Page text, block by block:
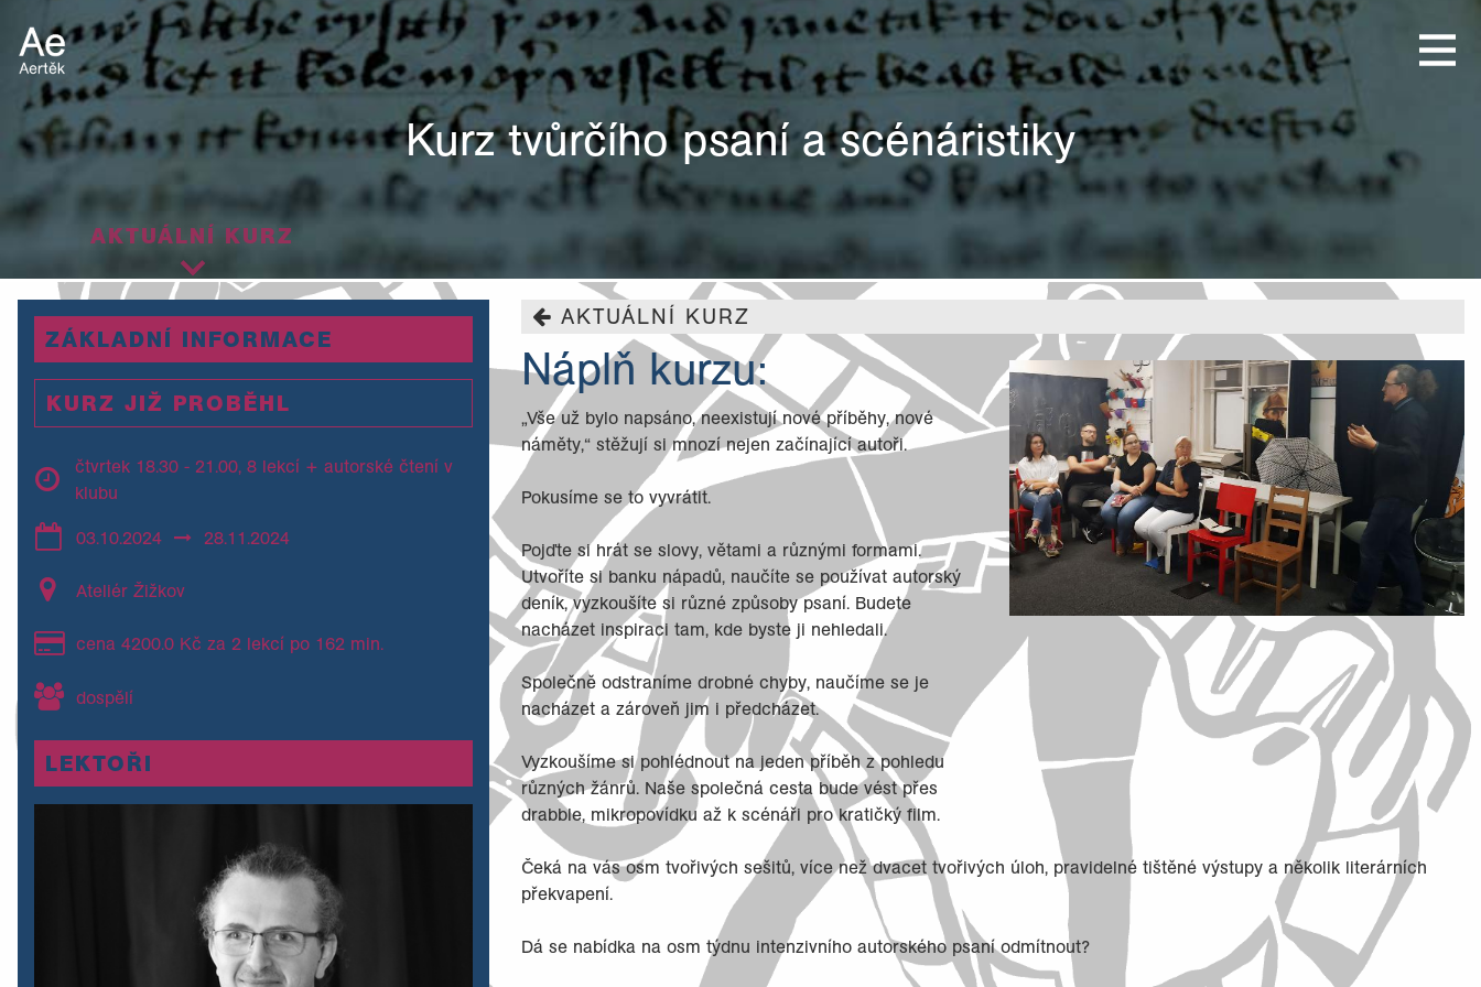
Kurz tvůrčího psaní a scénáristiky
AKTUÁLNÍ KURZ
ZÁKLADNÍ INFORMACE
KURZ JIŽ PROBĚHL
čtvrtek 18.30 - 21.00, 8 lekcí + autorské čtení v
klubu
03.10.2024 28.11.2024
Ateliér Žižkov
cena 4200.0 Kč za 2 lekcí po 162 min.
dospělí
LEKTOŘI
AKTUÁLNÍ KURZ
Náplň kurzu:
„Vše už bylo napsáno, neexistují nové příběhy, nové
náměty,“ stěžují si mnozí nejen začínající autoři.
Pokusíme se to vyvrátit.
Pojďte si hrát se slovy, větami a různými formami.
Utvoříte si banku nápadů, naučíte se používat autorský
deník, vyzkoušíte si různé způsoby psaní. Budete
nacházet inspiraci tam, kde byste ji nehledali.
Společně odstraníme drobné chyby, naučíme se je
nacházet a zároveň jim i předcházet.
Vyzkoušíme si pohlédnout na jeden příběh z pohledu
různých žánrů. Naše společná cesta bude vést přes
drabble, mikropovídku až k scénáři pro kratičký film.
Čeká na vás osm tvořivých sešitů, více než dvacet tvořivých úloh, pravidelné tištěné výstupy a několik literárních
překvapení.
Dá se nabídka na osm týdnu intenzivního autorského psaní odmítnout?